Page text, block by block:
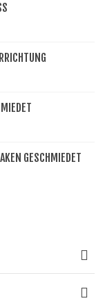
GESCHMIEDET